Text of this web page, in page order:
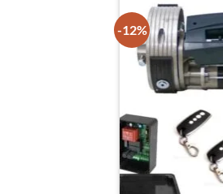
-12%